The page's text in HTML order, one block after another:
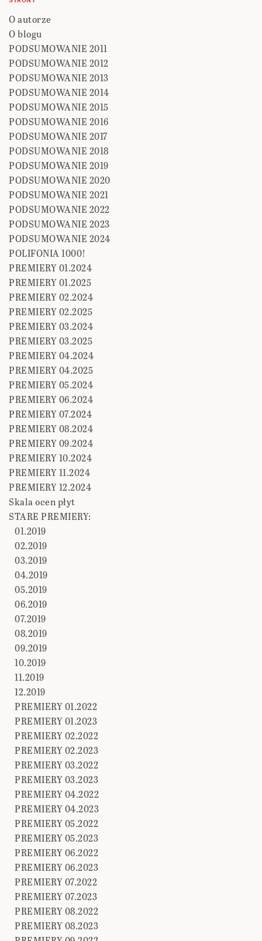
O autorze
O blogu
PODSUMOWANIE 2011
PODSUMOWANIE 2012
PODSUMOWANIE 2013
PODSUMOWANIE 2014
PODSUMOWANIE 2015
PODSUMOWANIE 2016
PODSUMOWANIE 2017
PODSUMOWANIE 2018
PODSUMOWANIE 2019
PODSUMOWANIE 2020
PODSUMOWANIE 2021
PODSUMOWANIE 2022
PODSUMOWANIE 2023
PODSUMOWANIE 2024
POLIFONIA 1000!
PREMIERY 01.2024
PREMIERY 01.2025
PREMIERY 02.2024
PREMIERY 02.2025
PREMIERY 03.2024
PREMIERY 03.2025
PREMIERY 04.2024
PREMIERY 04.2025
PREMIERY 05.2024
PREMIERY 06.2024
PREMIERY 07.2024
PREMIERY 08.2024
PREMIERY 09.2024
PREMIERY 10.2024
PREMIERY 11.2024
PREMIERY 12.2024
Skala ocen płyt
STARE PREMIERY:
01.2019
02.2019
03.2019
04.2019
05.2019
06.2019
07.2019
08.2019
09.2019
10.2019
11.2019
12.2019
PREMIERY 01.2022
PREMIERY 01.2023
PREMIERY 02.2022
PREMIERY 02.2023
PREMIERY 03.2022
PREMIERY 03.2023
PREMIERY 04.2022
PREMIERY 04.2023
PREMIERY 05.2022
PREMIERY 05.2023
PREMIERY 06.2022
PREMIERY 06.2023
PREMIERY 07.2022
PREMIERY 07.2023
PREMIERY 08.2022
PREMIERY 08.2023